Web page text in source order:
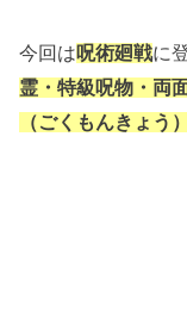
今回は呪術廻戦に
霊・特級呪物 ・ 両
（ごくもんきょう）